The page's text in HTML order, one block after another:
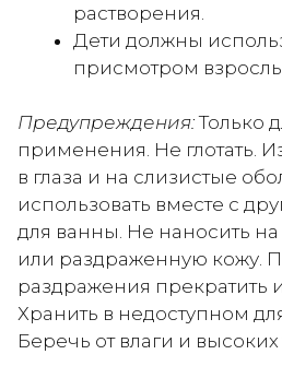
растворения.
Дети должны
присмотром
Предупреждения:Только
применения. Не глотать.
в глаза и на слизистые
использовать вместе с
для ванны. Не наносить
или раздраженную кожу.
раздражения прекратить
Хранить в недоступном
Беречь от влаги и